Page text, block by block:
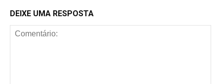
DEIXE UMA RESPOSTA